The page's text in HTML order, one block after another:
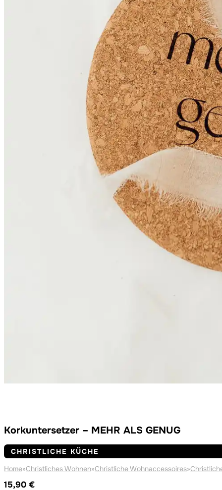
Korkuntersetzer – MEHR ALS GENUG
CHRISTLICHE KÜCHE
Home»Christliches Wohnen»Christliche Wohnaccessoires»
15,90 €